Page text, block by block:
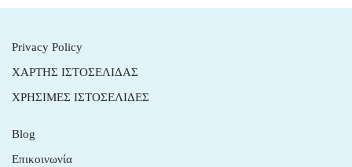
Privacy Policy
ΧΑΡΤΗΣ ΙΣΤΟΣΕΛΙΔΑΣ
ΧΡΗΣΙΜΕΣ ΙΣΤΟΣΕΛΙΔΕΣ
Blog
Επικοινωνία